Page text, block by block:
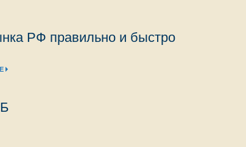
РФ правильно и быстро